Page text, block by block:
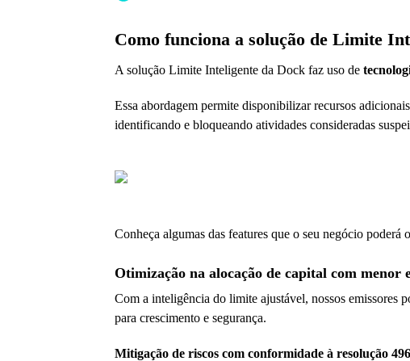
Como funciona a solução de Limite
A solução Limite Inteligente da Dock faz uso de
Essa abordagem permite disponibilizar recursos
identificando e bloqueando atividades consideradas
Conheça algumas das features que o seu negócio poderá
Otimização na alocação de capital com menor
Com a inteligência do limite ajustável, nossos emissores
para crescimento e segurança.
Mitigação de riscos com conformidade à resolução